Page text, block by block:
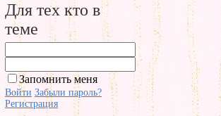
Для тех кто в
теме
Запомнить меня
Войти Забыли пароль?
Регистрация